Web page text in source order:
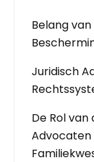
Belang
Juridisch
De Rol
Advocaten